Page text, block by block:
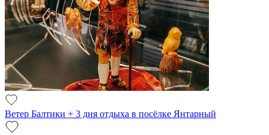
Ветер Балтики + 3 дня отдыха в посёлке Янтарный